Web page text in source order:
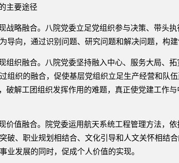
主要途径
略融合。八院党委立足党组织参与决策、带头执
向，通过识别问题、研究问题和解决问题，构建
织融合。八院党委坚持融入中心、服务大局、拓
组织的融合，促使基层党组织立足生产经营和队
破解工团组织发挥作用的难题，真正使党建工作
值融合。院党委运用航天系统工程管理方法，依
破、职业规划相结合、文化引导和人文关怀相结
业发展的同时，促成个人价值的实现。